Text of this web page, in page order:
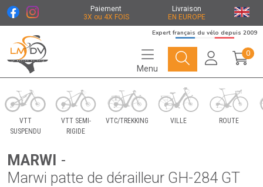
Paiement
3X ou 4X FOIS
Livraison
EN EUROPE
Le Marché du Vélo Votre distributeurs de vélo
Expert français du vélo depuis 2009
Menu
0
VTT
SUSPENDU
VTT SEMI-
RIGIDE
VTC/TREKKING VILLE ROUTE
MARWI -
Marwi patte de dérailleur GH-284 GT